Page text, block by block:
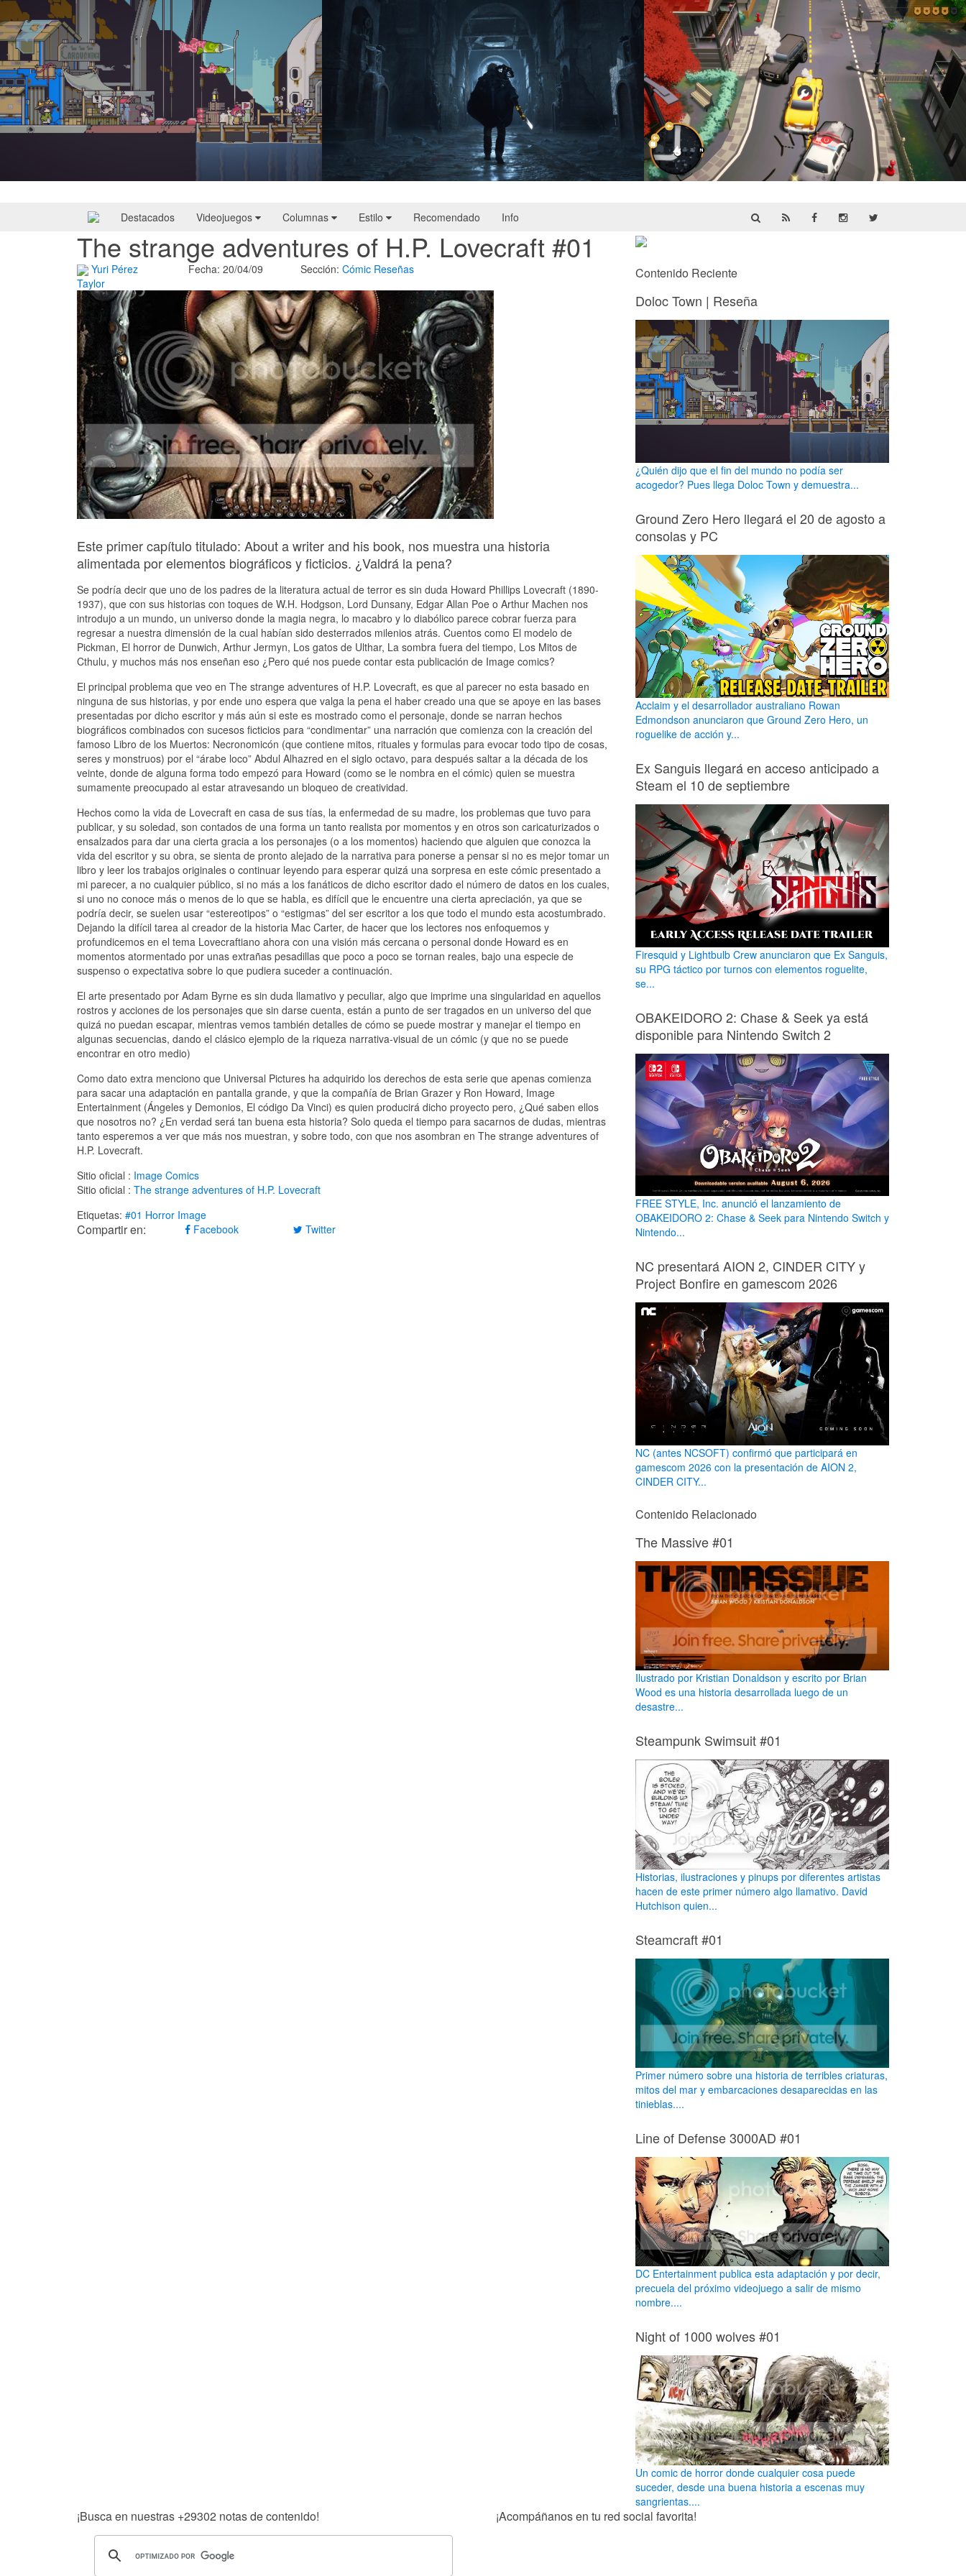
Destacados Videojuegos Columnas Estilo Recomendado Info
The strange adventures of H.P. Lovecraft #01
Yuri Pérez
Taylor
Fecha: 20/04/09 Sección: Cómic Reseñas
Este primer capítulo titulado: About a writer and his book, nos muestra una historia
alimentada por elementos biográficos y ficticios. ¿Valdrá la pena?
Se podría decir que uno de los padres de la literatura actual de terror es sin duda Howard Phillips Lovecraft (1890-
1937), que con sus historias con toques de W.H. Hodgson, Lord Dunsany, Edgar Allan Poe o Arthur Machen nos
introdujo a un mundo, un universo donde la magia negra, lo macabro y lo diabólico parece cobrar fuerza para
regresar a nuestra dimensión de la cual habían sido desterrados milenios atrás. Cuentos como El modelo de
Pickman, El horror de Dunwich, Arthur Jermyn, Los gatos de Ulthar, La sombra fuera del tiempo, Los Mitos de
Cthulu, y muchos más nos enseñan eso ¿Pero qué nos puede contar esta publicación de Image comics?
El principal problema que veo en The strange adventures of H.P. Lovecraft, es que al parecer no esta basado en
ninguna de sus historias, y por ende uno espera que valga la pena el haber creado una que se apoye en las bases
presentadas por dicho escritor y más aún si este es mostrado como el personaje, donde se narran hechos
biográficos combinados con sucesos ficticios para “condimentar” una narración que comienza con la creación del
famoso Libro de los Muertos: Necronomicón (que contiene mitos, rituales y formulas para evocar todo tipo de cosas,
seres y monstruos) por el “árabe loco” Abdul Alhazred en el siglo octavo, para después saltar a la década de los
veinte, donde de alguna forma todo empezó para Howard (como se le nombra en el cómic) quien se muestra
sumamente preocupado al estar atravesando un bloqueo de creatividad.
Hechos como la vida de Lovecraft en casa de sus tías, la enfermedad de su madre, los problemas que tuvo para
publicar, y su soledad, son contados de una forma un tanto realista por momentos y en otros son caricaturizados o
ensalzados para dar una cierta gracia a los personajes (o a los momentos) haciendo que alguien que conozca la
vida del escritor y su obra, se sienta de pronto alejado de la narrativa para ponerse a pensar si no es mejor tomar un
libro y leer los trabajos originales o continuar leyendo para esperar quizá una sorpresa en este cómic presentado a
mi parecer, a no cualquier público, si no más a los fanáticos de dicho escritor dado el número de datos en los cuales,
si uno no conoce más o menos de lo que se habla, es difícil que le encuentre una cierta apreciación, ya que se
podría decir, se suelen usar “estereotipos” o “estigmas” del ser escritor a los que todo el mundo esta acostumbrado.
Dejando la difícil tarea al creador de la historia Mac Carter, de hacer que los lectores nos enfoquemos y
profundicemos en el tema Lovecraftiano ahora con una visión más cercana o personal donde Howard es en
momentos atormentado por unas extrañas pesadillas que poco a poco se tornan reales, bajo una especie de
suspenso o expectativa sobre lo que pudiera suceder a continuación.
El arte presentado por Adam Byrne es sin duda llamativo y peculiar, algo que imprime una singularidad en aquellos
rostros y acciones de los personajes que sin darse cuenta, están a punto de ser tragados en un universo del que
quizá no puedan escapar, mientras vemos también detalles de cómo se puede mostrar y manejar el tiempo en
algunas secuencias, dando el clásico ejemplo de la riqueza narrativa-visual de un cómic (y que no se puede
encontrar en otro medio)
Como dato extra menciono que Universal Pictures ha adquirido los derechos de esta serie que apenas comienza
para sacar una adaptación en pantalla grande, y que la compañía de Brian Grazer y Ron Howard, Image
Entertainment (Ángeles y Demonios, El código Da Vinci) es quien producirá dicho proyecto pero, ¿Qué saben ellos
que nosotros no? ¿En verdad será tan buena esta historia? Solo queda el tiempo para sacarnos de dudas, mientras
tanto esperemos a ver que más nos muestran, y sobre todo, con que nos asombran en The strange adventures of
H.P. Lovecraft.
Sitio oficial : Image Comics
Sitio oficial : The strange adventures of H.P. Lovecraft
Etiquetas: #01 Horror Image
Compartir en: Facebook Twitter
Contenido Reciente
Doloc Town | Reseña
¿Quién dijo que el fin del mundo no podía ser
acogedor? Pues llega Doloc Town y demuestra...
Ground Zero Hero llegará el 20 de agosto a
consolas y PC
Acclaim y el desarrollador australiano Rowan
Edmondson anunciaron que Ground Zero Hero, un
roguelike de acción y...
Ex Sanguis llegará en acceso anticipado a
Steam el 10 de septiembre
Firesquid y Lightbulb Crew anunciaron que Ex Sanguis,
su RPG táctico por turnos con elementos roguelite,
se...
OBAKEIDORO 2: Chase & Seek ya está
disponible para Nintendo Switch 2
FREE STYLE, Inc. anunció el lanzamiento de
OBAKEIDORO 2: Chase & Seek para Nintendo Switch y
Nintendo...
NC presentará AION 2, CINDER CITY y
Project Bonfire en gamescom 2026
NC (antes NCSOFT) confirmó que participará en
gamescom 2026 con la presentación de AION 2,
CINDER CITY...
Contenido Relacionado
The Massive #01
Ilustrado por Kristian Donaldson y escrito por Brian
Wood es una historia desarrollada luego de un
desastre...
Steampunk Swimsuit #01
Historias, ilustraciones y pinups por diferentes artistas
hacen de este primer número algo llamativo. David
Hutchison quien...
Steamcraft #01
Primer número sobre una historia de terribles criaturas,
mitos del mar y embarcaciones desaparecidas en las
tinieblas....
Line of Defense 3000AD #01
DC Entertainment publica esta adaptación y por decir,
precuela del próximo videojuego a salir de mismo
nombre....
Night of 1000 wolves #01
Un comic de horror donde cualquier cosa puede
suceder, desde una buena historia a escenas muy
sangrientas....
¡Busca en nuestras +29302 notas de contenido! ¡Acompáñanos en tu red social favorita!